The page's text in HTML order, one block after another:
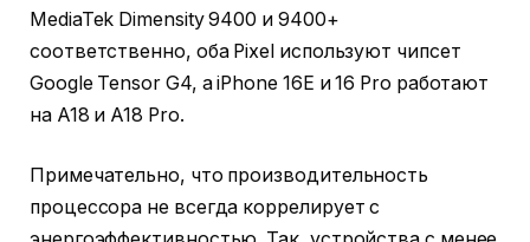
MediaTek Dimensity 9400 и 9400+
соответственно, оба Pixel используют чипсет
Google Tensor G4, а iPhone 16E и 16 Pro работают
на A18 и A18 Pro.
Примечательно, что производительность
процессора не всегда коррелирует с